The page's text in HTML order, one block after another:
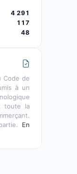
4 291
117
48
Code de
à un
toute la
En